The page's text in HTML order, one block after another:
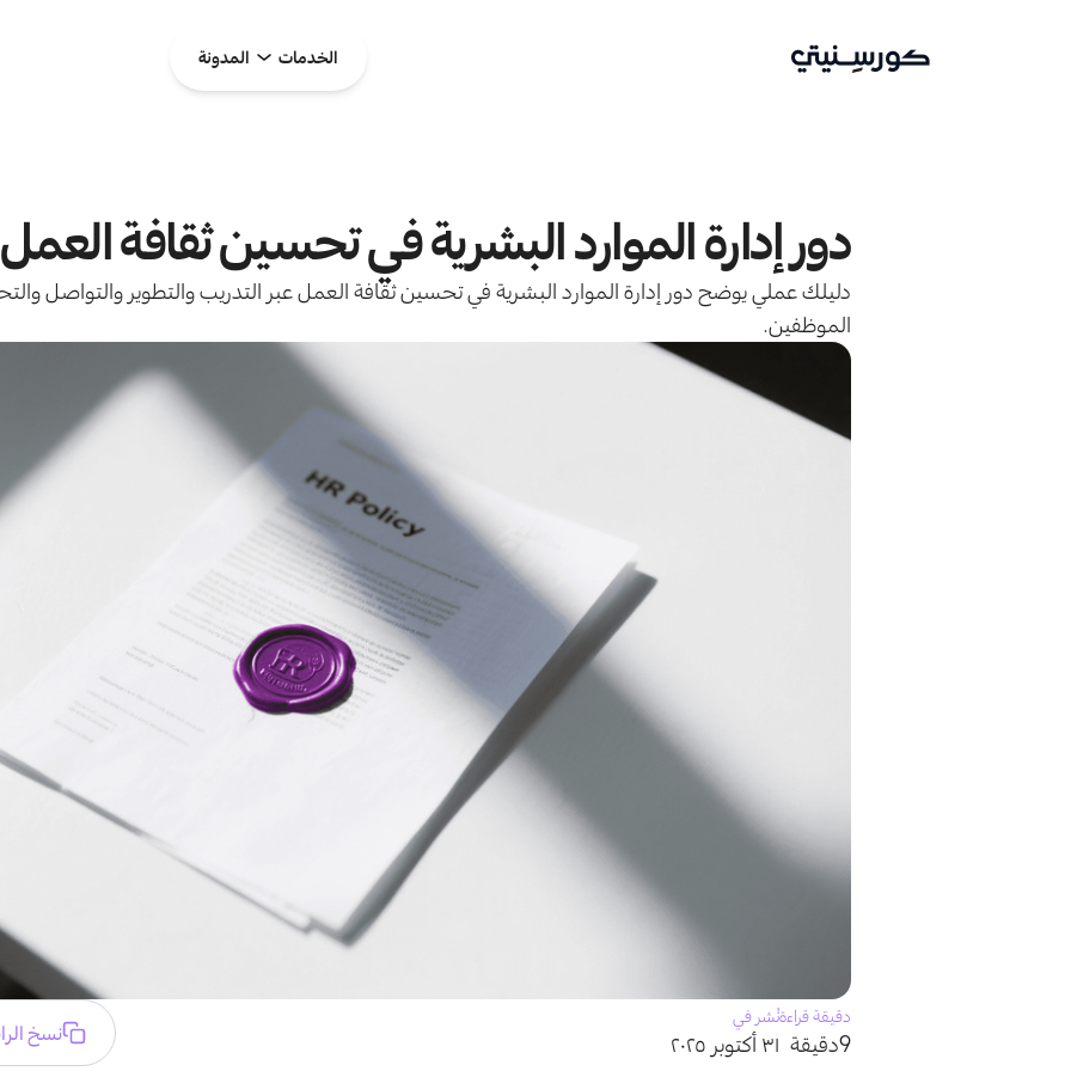
الخدمات المدونة
دور إدارة الموارد البشرية في تحسين ثقافة العمل
دليلك عملي يوضح دور إدارة الموارد البشرية في تحسين ثقافة العمل عبر التدريب والتطوير والتواصل
الموظفين.
دقيقة قراءة
9دقيقة
نُشر في
٣١ أكتوبر ٢٠٢٥ نسخ